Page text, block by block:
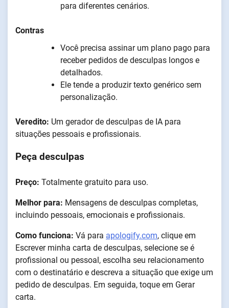
para diferentes cenários.
Contras
Você precisa assinar um plano pago para
receber pedidos de desculpas longos e
detalhados.
Ele tende a produzir texto genérico sem
personalização.
Veredito: Um gerador de desculpas de IA para
situações pessoais e profissionais.
Peça desculpas
Preço: Totalmente gratuito para uso.
Melhor para: Mensagens de desculpas completas,
incluindo pessoais, emocionais e profissionais.
Como funciona: Vá para apologify.com, clique em
Escrever minha carta de desculpas, selecione se é
profissional ou pessoal, escolha seu relacionamento
com o destinatário e descreva a situação que exige um
pedido de desculpas. Em seguida, toque em Gerar
carta.